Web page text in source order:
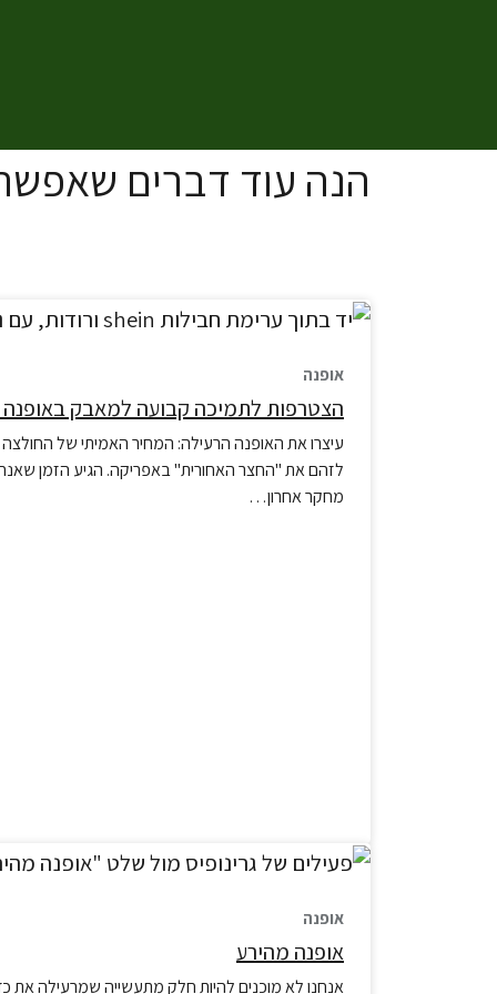
הנה עוד דברים
אופנה
הצטרפות לתמיכה קבועה למאבק
עיצרו את האופנה הרעילה: המחיר האמיתי של החולצה
לזהם את "החצר האחורית" באפריקה. הגיע הזמן
מחקר אחרון…
אופנה
אופנה מהירע
אנחנו לא מוכנים להיות חלק מתעשייה שמרעילה את